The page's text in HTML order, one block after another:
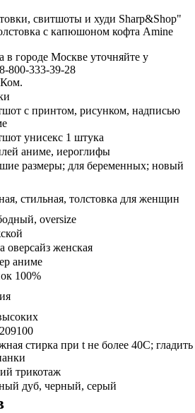
свитшоты и худи Sharp&Shop"
с капюшоном кофта Amine
в городе Москве уточняйте у
800-333-39-28
с принтом, рисунком, надписью
унисекс 1 штука
аниме, иероглифы
размеры; для беременных; новый
стильная, толстовка для женщин
oversize
оверсайз женская
аниме
100%
стирка при t не более 40С; гладить
трикотаж
дуб, черный, серый